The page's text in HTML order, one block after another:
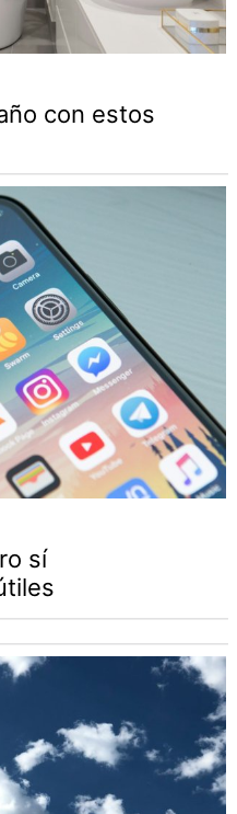
con estos
sí